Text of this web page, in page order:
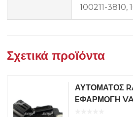
100211-3810,
Σχετικά προϊόντα
ΑΥΤΟΜΑΤΟΣ
EΦΑΡΜΟΓΗ